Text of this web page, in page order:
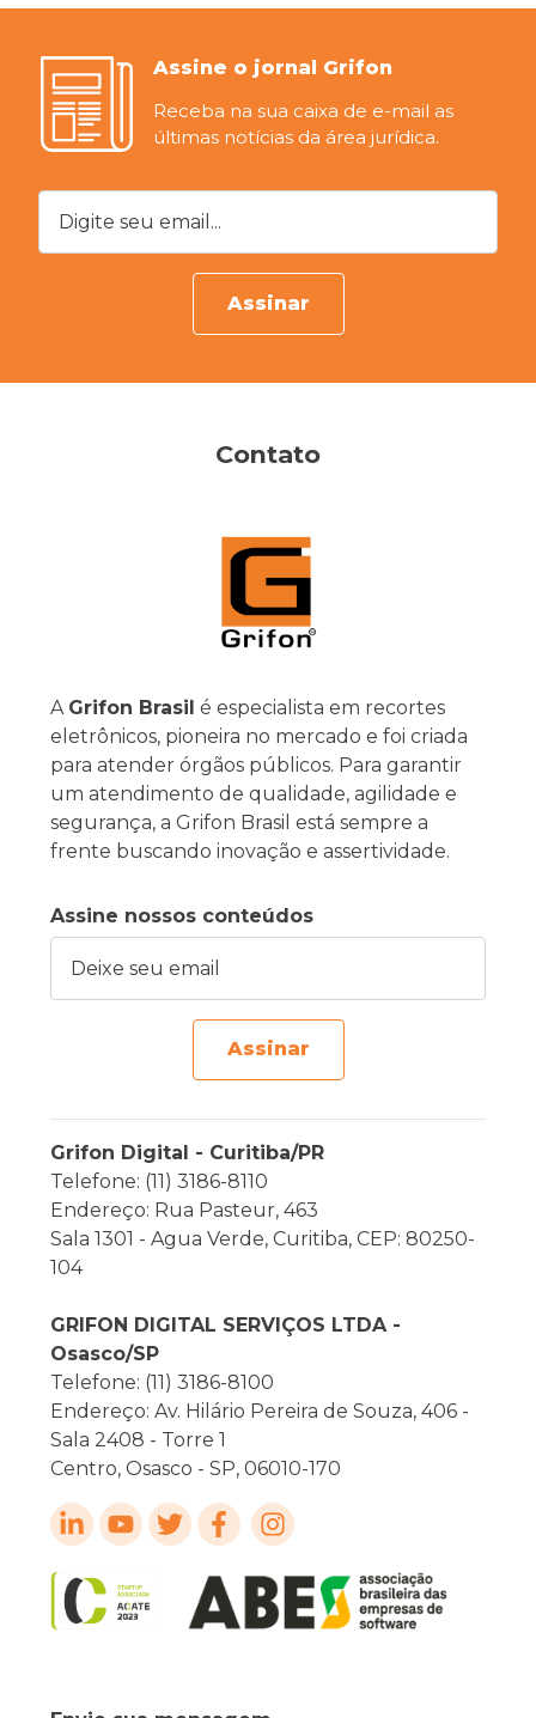
Assine o jornal Grifon
Receba na sua caixa de e-mail as
últimas notícias da área jurídica.
Digite seu email...
Assinar
Contato
A Grifon Brasil é especialista em recortes
eletrônicos, pioneira no mercado e foi criada
para atender órgãos públicos. Para garantir
um atendimento de qualidade, agilidade e
segurança, a Grifon Brasil está sempre a
frente buscando inovação e assertividade.
Assine nossos conteúdos
Assinar
Grifon Digital - Curitiba/PR
Telefone: (11) 3186-8110
Endereço: Rua Pasteur, 463
Sala 1301 - Agua Verde, Curitiba, CEP: 80250-
104
GRIFON DIGITAL SERVIÇOS LTDA -
Osasco/SP
Telefone: (11) 3186-8100
Endereço: Av. Hilário Pereira de Souza, 406 -
Sala 2408 - Torre 1
Centro, Osasco - SP, 06010-170